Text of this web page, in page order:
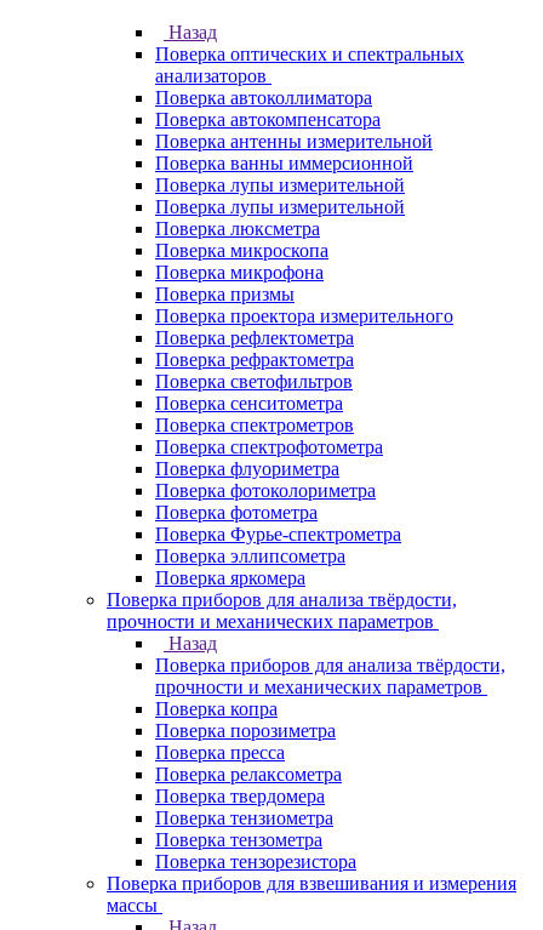
Назад
Поверка оптических и спектральных
анализаторов
Поверка автоколлиматора
Поверка автокомпенсатора
Поверка антенны измерительной
Поверка ванны иммерсионной
Поверка лупы измерительной
Поверка лупы измерительной
Поверка люксметра
Поверка микроскопа
Поверка микрофона
Поверка призмы
Поверка проектора измерительного
Поверка рефлектометра
Поверка рефрактометра
Поверка светофильтров
Поверка сенситометра
Поверка спектрометров
Поверка спектрофотометра
Поверка флуориметра
Поверка фотоколориметра
Поверка фотометра
Поверка Фурье-спектрометра
Поверка эллипсометра
Поверка яркомера
Поверка приборов для анализа твёрдости,
прочности и механических параметров
Назад
Поверка приборов для анализа твёрдости,
прочности и механических параметров
Поверка копра
Поверка порозиметра
Поверка пресса
Поверка релаксометра
Поверка твердомера
Поверка тензиометра
Поверка тензометра
Поверка тензорезистора
Поверка приборов для взвешивания и измерения
массы